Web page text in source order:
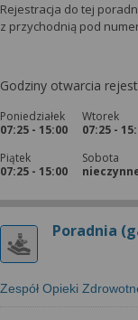
Rejestracja do tej
z przychodnią pod
Godziny otwarcia
Poniedziałek
07:25 - 15:00
Wtorek
07:25 -
Piątek
07:25 - 15:00
Sobota
Poradnia
Zespół Opieki